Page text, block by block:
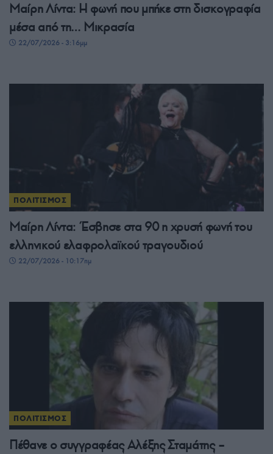
Μαίρη Λίντα: Η φωνή που μπήκε στη δισκογραφία
μέσα από τη… Μικρασία
22/07/2026 - 3:16μμ
ΠΟΛΙΤΙΣΜΟΣ
Μαίρη Λίντα: Έσβησε στα 90 η χρυσή φωνή του
ελληνικού ελαφρολαϊκού τραγουδιού
22/07/2026 - 10:17πμ
ΠΟΛΙΤΙΣΜΟΣ
Πέθανε ο συγγραφέας Αλέξης Σταμάτης –